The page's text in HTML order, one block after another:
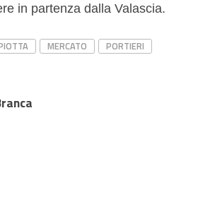
in partenza dalla Valascia.
MERCATO
PORTIERI